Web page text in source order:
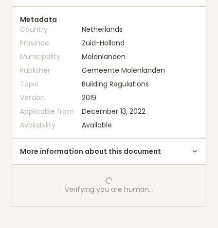
Metadata
Country
Netherlands
Province
Zuid-Holland
Municipality
Molenlanden
Publisher
Gemeente Molenlanden
Topic
Building Regulations
Version
2019
Applicable from
December 13, 2022
Availability
Available
More information about this document
Verifying you are human…